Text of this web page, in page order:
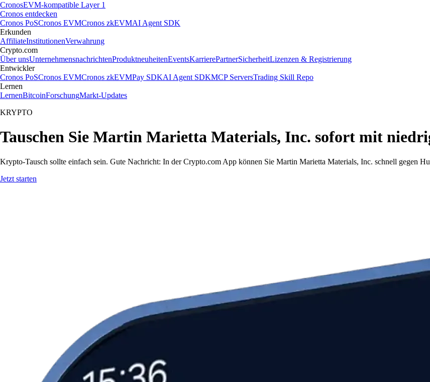
CronosEVM-kompatible Layer 1
Cronos entdecken
Cronos PoSCronos EVMCronos zkEVMAI Agent SDK
Erkunden
AffiliateInstitutionenVerwahrung
Crypto.com
Über unsUnternehmensnachrichtenProduktneuheitenEventsKarrierePartnerSicherheitLizenzen & Registrierung
Entwickler
Cronos PoSCronos EVMCronos zkEVMPay SDKAI Agent SDKMCP ServersTrading Skill Repo
Lernen
LernenBitcoinForschungMarkt-Updates
KRYPTO
Tauschen Sie Martin Marietta Materials, Inc. sofort mit
Krypto-Tausch sollte einfach sein. Gute Nachricht: In der Crypto.com App können Sie Martin Marietta Materials, Inc. schnell gegen
Jetzt starten